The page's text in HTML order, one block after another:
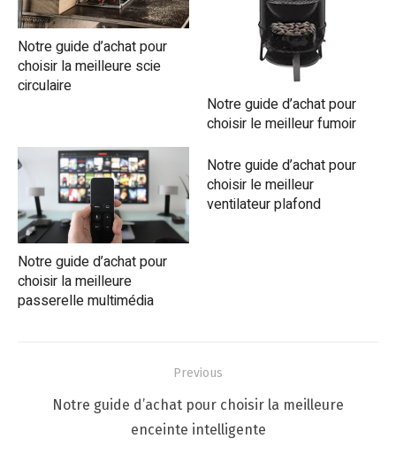
Notre guide d’achat pour
choisir la meilleure scie
circulaire
Notre guide d’achat pour
choisir le meilleur fumoir
Notre guide d’achat pour
choisir la meilleure
passerelle multimédia
Notre guide d’achat pour
choisir le meilleur
ventilateur plafond
Previous
Previous
Notre guide d’achat pour choisir la meilleure
enceinte intelligente